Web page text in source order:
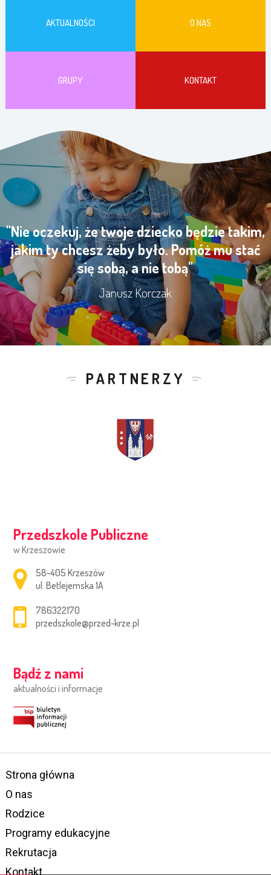
AKTUALNOŚCI O NAS
GRUPY KONTAKT
"Nie oczekuj, że twoje dziecko będzie takim,
jakim ty chcesz żeby było. Pomóż mu stać
się sobą, a nie tobą"
Janusz Korczak
PARTNERZY
Przedszkole Publiczne
w Krzeszowie
Adres pocztowy:
58-405 Krzeszów
ul. Betlejemska 1A
786322170
przedszkole@przed-krze.pl
Bądź z nami
aktualności i informacje
Strona główna
O nas
Rodzice
Programy edukacyjne
Rekrutacja
Kontakt